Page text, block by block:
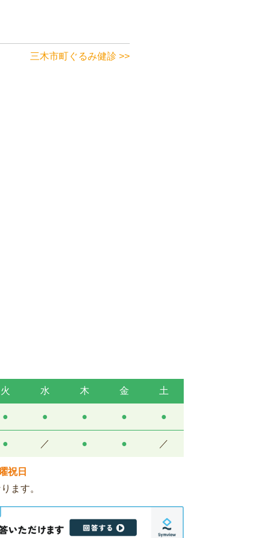
三木市町ぐるみ健診 >>
火 水 木 金 土
● ● ● ● ●
● ／ ● ● ／
祝日
ます。